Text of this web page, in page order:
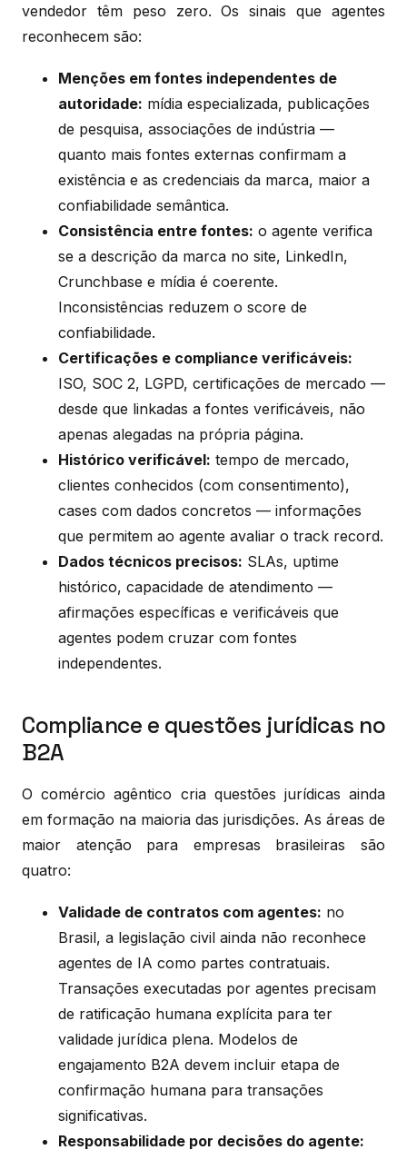
vendedor têm peso zero. Os sinais que agentes
reconhecem são:
Menções em fontes independentes de
autoridade: mídia especializada, publicações
de pesquisa, associações de indústria —
quanto mais fontes externas confirmam a
existência e as credenciais da marca, maior a
confiabilidade semântica.
Consistência entre fontes: o agente verifica
se a descrição da marca no site, LinkedIn,
Crunchbase e mídia é coerente.
Inconsistências reduzem o score de
confiabilidade.
Certificações e compliance verificáveis:
ISO, SOC 2, LGPD, certificações de mercado —
desde que linkadas a fontes verificáveis, não
apenas alegadas na própria página.
Histórico verificável: tempo de mercado,
clientes conhecidos (com consentimento),
cases com dados concretos — informações
que permitem ao agente avaliar o track record.
Dados técnicos precisos: SLAs, uptime
histórico, capacidade de atendimento —
afirmações específicas e verificáveis que
agentes podem cruzar com fontes
independentes.
Compliance e questões jurídicas no
B2A
O comércio agêntico cria questões jurídicas ainda
em formação na maioria das jurisdições. As áreas de
maior atenção para empresas brasileiras são
quatro:
Validade de contratos com agentes: no
Brasil, a legislação civil ainda não reconhece
agentes de IA como partes contratuais.
Transações executadas por agentes precisam
de ratificação humana explícita para ter
validade jurídica plena. Modelos de
engajamento B2A devem incluir etapa de
confirmação humana para transações
significativas.
Responsabilidade por decisões do agente: